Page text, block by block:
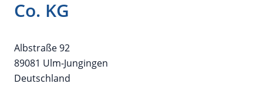
Co. KG
Albstraße 92
89081 Ulm-Jungingen
Deutschland